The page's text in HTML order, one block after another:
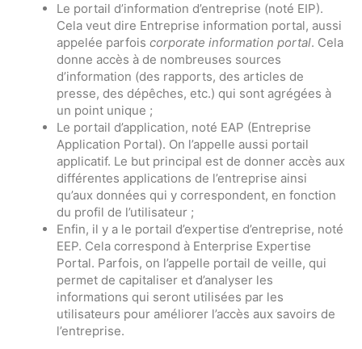
Le portail d’information d’entreprise (noté EIP).
Cela veut dire Entreprise information portal, aussi
appelée parfois corporate information portal. Cela
donne accès à de nombreuses sources
d’information (des rapports, des articles de
presse, des dépêches, etc.) qui sont agrégées à
un point unique ;
Le portail d’application, noté EAP (Entreprise
Application Portal). On l’appelle aussi portail
applicatif. Le but principal est de donner accès aux
différentes applications de l’entreprise ainsi
qu’aux données qui y correspondent, en fonction
du profil de l’utilisateur ;
Enfin, il y a le portail d’expertise d’entreprise, noté
EEP. Cela correspond à Enterprise Expertise
Portal. Parfois, on l’appelle portail de veille, qui
permet de capitaliser et d’analyser les
informations qui seront utilisées par les
utilisateurs pour améliorer l’accès aux savoirs de
l’entreprise.